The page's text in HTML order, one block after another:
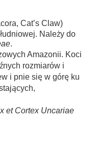
Cat’s Claw)
Należy do
.
Amazonii. Koci
rozmiarów i
i pnie się w górę ku
et Cortex Uncariae